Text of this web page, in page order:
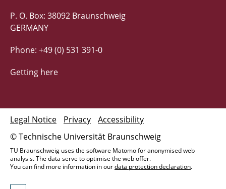
P. O. Box: 38092 Braunschweig
GERMANY
Phone: +49 (0) 531 391-0
Getting here
© Technische Universität Braunschweig
Legal Notice Privacy Accessibility
TU Braunschweig uses the software Matomo for anonymised web
analysis. The data serve to optimise the web offer.
You can find more information in ourdata protection declaration.